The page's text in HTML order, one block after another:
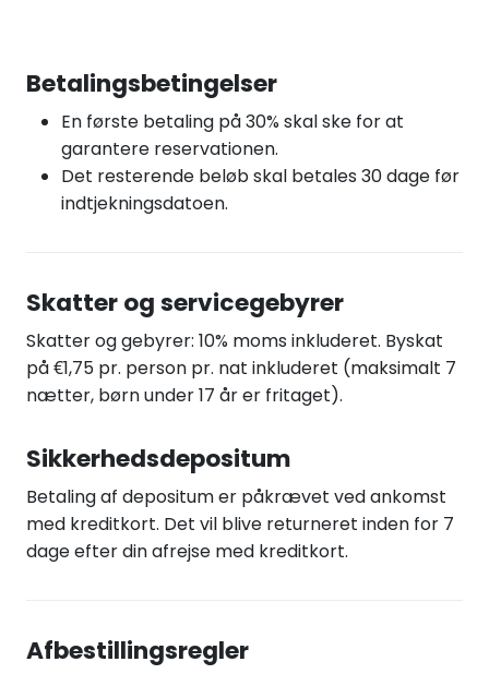
Betalingsbetingelser
En første betaling på 30% skal ske for at
garantere reservationen.
Det resterende beløb skal betales 30 dage før
indtjekningsdatoen.
Skatter og servicegebyrer
Skatter og gebyrer: 10% moms inkluderet. Byskat
på €1,75 pr. person pr. nat inkluderet (maksimalt 7
nætter, børn under 17 år er fritaget).
Sikkerhedsdepositum
Betaling af depositum er påkrævet ved ankomst
med kreditkort. Det vil blive returneret inden for 7
dage efter din afrejse med kreditkort.
Afbestillingsregler